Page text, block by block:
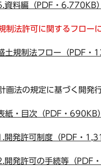
資料編（PDF・6,770KB）
制法許可に関するフロー
土規制法フロー（PDF・
画法の規定に基づく開発
紙・目次（PDF・690KB
開発許可制度（PDF・
開発許可の手続等（PDF